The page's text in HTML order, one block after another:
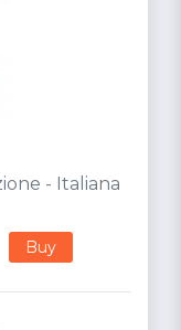
- Italiana
Buy